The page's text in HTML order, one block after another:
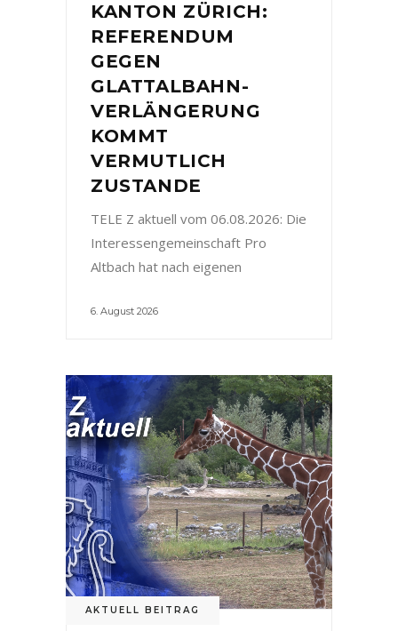
KANTON ZÜRICH:
REFERENDUM
GEGEN
GLATTALBAHN-
VERLÄNGERUNG
KOMMT
VERMUTLICH
ZUSTANDE
TELE Z aktuell vom 06.08.2026: Die
Interessengemeinschaft Pro
Altbach hat nach eigenen
6. August 2026
AKTUELL BEITRAG